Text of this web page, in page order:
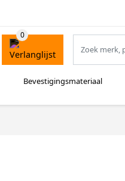
Bevestigingsmateriaal